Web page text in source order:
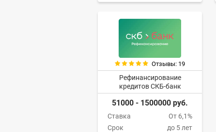
Отзывы: 19
Рефинансирование
кредитов СКБ-банк
51000 - 1500000 руб.
Ставка
От 6,1%
Срок
до 5 лет